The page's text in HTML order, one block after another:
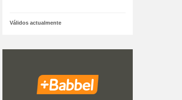
Válidos actualmente